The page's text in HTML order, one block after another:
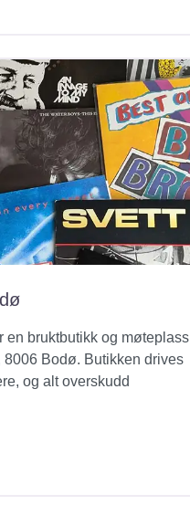
en bruktbutikk og møteplass
8006 Bodø. Butikken drives
og alt overskudd